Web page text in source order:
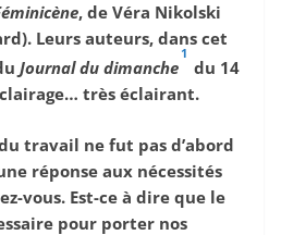
, de Véra Nikolski
Leurs auteurs, dans cet
Journal du dimanche
1
du 14
très éclairant.
travail ne fut pas d’abord
réponse aux nécessités
vous. Est-ce à dire que le
pour porter nos